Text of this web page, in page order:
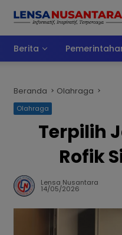
Berita
Beranda Olahraga
Olahraga
Terpilih
Rofik
Lensa Nusantara
14/05/2026